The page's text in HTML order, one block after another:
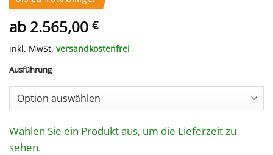
ab 2.565,00 €
inkl. MwSt. versandkostenfrei
Ausführung
Wählen Sie ein Produkt aus, um die Lieferzeit zu
sehen.